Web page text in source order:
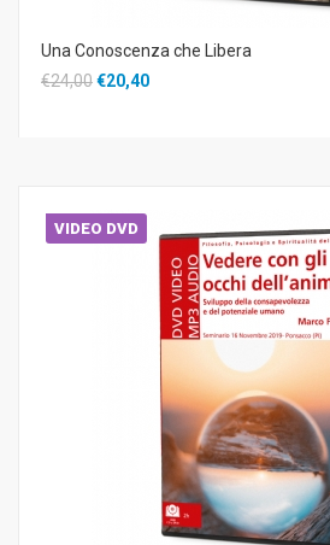
Una Conoscenza che Libera
€24,00€20,40
VIDEO DVD